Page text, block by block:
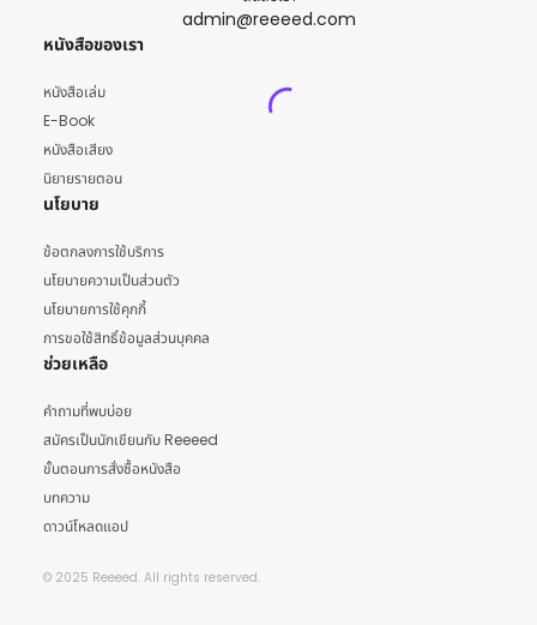
admin@reeeed.com
หนังสือของเรา
หนังสือเล่ม
E-Book
หนังสือเสียง
นิยายรายตอน
นโยบาย
ข้อตกลงการใช้บริการ
นโยบายความเป็นส่วนตัว
นโยบายการใช้คุกกี้
การขอใช้สิทธิ์ข้อมูลส่วนบุคคล
ช่วยเหลือ
คำถามที่พบบ่อย
สมัครเป็นนักเขียนกับ Reeeed
ขั้นตอนการสั่งซื้อหนังสือ
บทความ
ดาวน์โหลดแอป
© 2025 Reeeed. All rights reserved.